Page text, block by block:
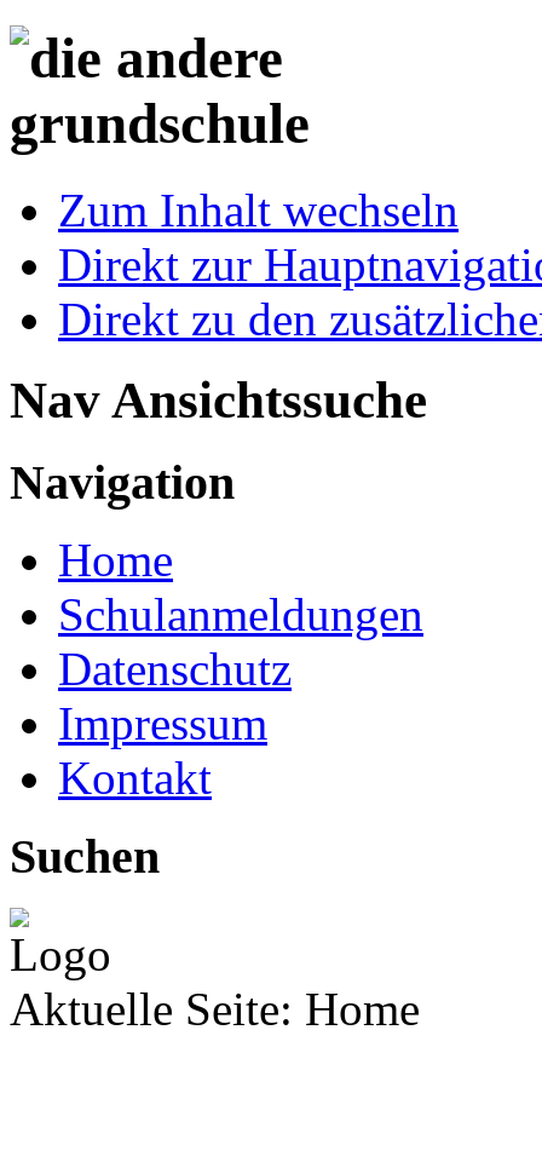
Zum Inhalt wechseln
Direkt zur
Direkt zu den
Nav Ansichtssuche
Navigation
Home
Schulanmeldungen
Datenschutz
Impressum
Kontakt
Suchen
Aktuelle Seite: Home